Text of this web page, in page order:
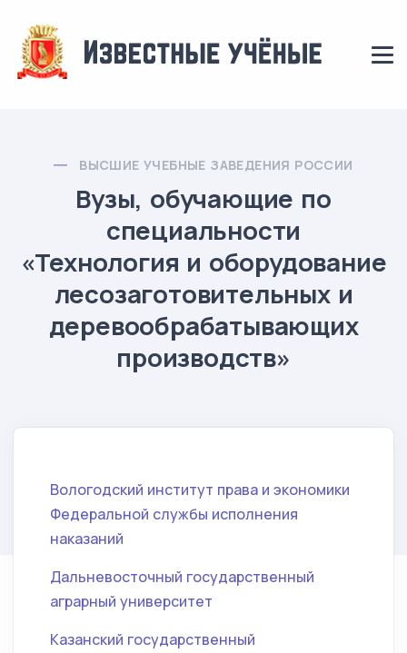
ВЫСШИЕ УЧЕБНЫЕ ЗАВЕДЕНИЯ РОССИИ
Вузы, обучающие по
специальности
«Технология и оборудование
лесозаготовительных и
деревообрабатывающих
производств»
Вологодский институт права и экономики
Федеральной службы исполнения
наказаний
Дальневосточный государственный
аграрный университет
Казанский государственный